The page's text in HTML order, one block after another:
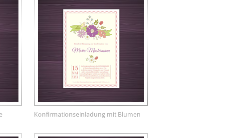
Konfirmationseinladung mit Blumen